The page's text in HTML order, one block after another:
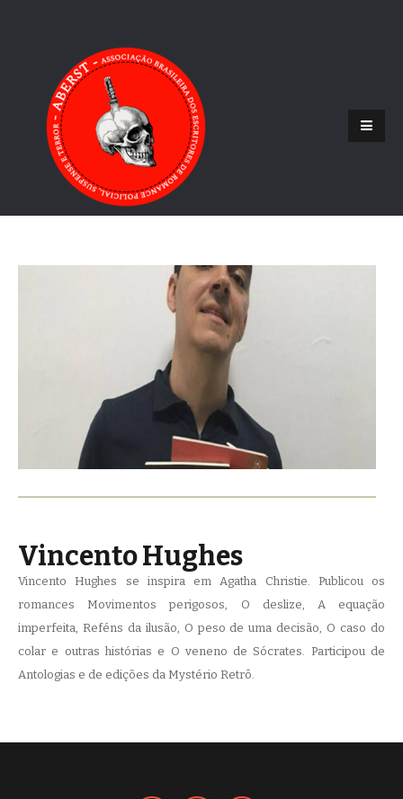
Vincento Hughes
Vincento Hughes se inspira em Agatha Christie. Publicou os
romances Movimentos perigosos, O deslize, A equação
imperfeita, Reféns da ilusão, O peso de uma decisão, O caso do
colar e outras histórias e O veneno de Sócrates. Participou de
Antologias e de edições da Mystério Retrô.